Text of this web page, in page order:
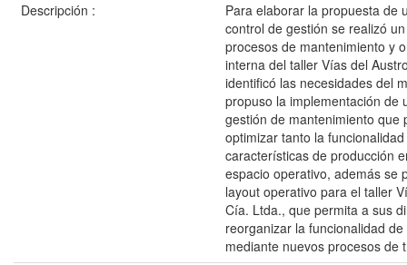
Descripción :
Para elaborar la propuesta de
control de gestión se realizó
procesos de mantenimiento y
interna del taller Vías del
identificó las necesidades del
propuso la implementación de
gestión de mantenimiento que
optimizar tanto la
características de producción
espacio operativo, además se
layout operativo para el taller
Cía. Ltda., que permita a sus
reorganizar la funcionalidad
mediante nuevos procesos de